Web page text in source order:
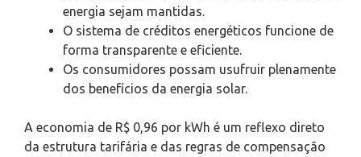
energia sejam mantidas.
O sistema de créditos energéticos funcione de
forma transparente e eficiente.
Os consumidores possam usufruir plenamente
dos benefícios da energia solar.
A economia de R$ 0,96 por kWh é um reflexo direto
da estrutura tarifária e das regras de compensação